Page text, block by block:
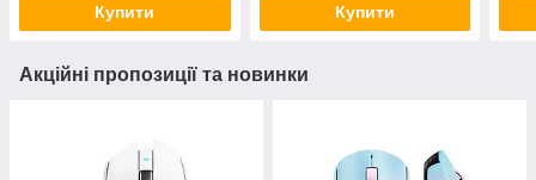
Купити Купити
Акційні пропозиції та новинки